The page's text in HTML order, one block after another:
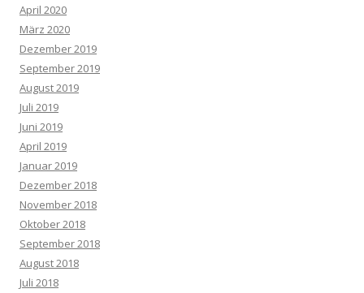
April 2020
März 2020
Dezember 2019
September 2019
August 2019
Juli 2019
Juni 2019
April 2019
Januar 2019
Dezember 2018
November 2018
Oktober 2018
September 2018
August 2018
Juli 2018